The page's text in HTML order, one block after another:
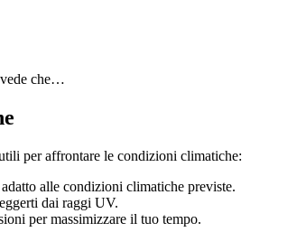
che…
per affrontare le condizioni climatiche:
alle condizioni climatiche previste.
dai raggi UV.
per massimizzare il tuo tempo.